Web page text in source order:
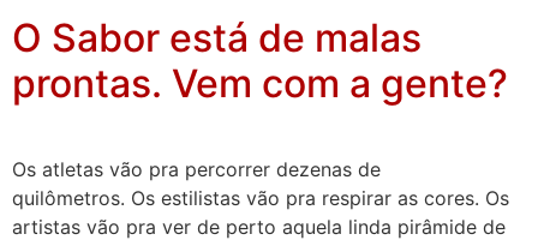
O Sabor está de malas
prontas. Vem com a gente?
Os atletas vão pra percorrer dezenas de
quilômetros. Os estilistas vão pra respirar as cores. Os
artistas vão pra ver de perto aquela linda pirâmide de